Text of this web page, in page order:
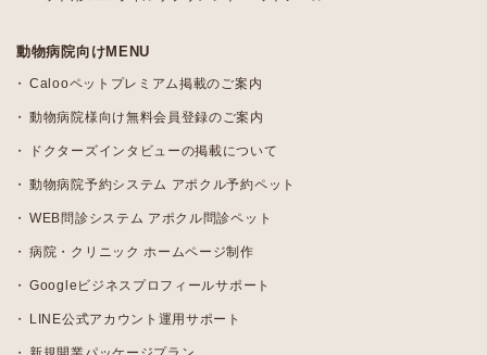
動物病院向けMENU
Calooペットプレミアム掲載のご案内
動物病院様向け無料会員登録のご案内
ドクターズインタビューの掲載について
動物病院予約システム アポクル予約ペット
WEB問診システム アポクル問診ペット
病院・クリニック ホームページ制作
Googleビジネスプロフィールサポート
LINE公式アカウント運用サポート